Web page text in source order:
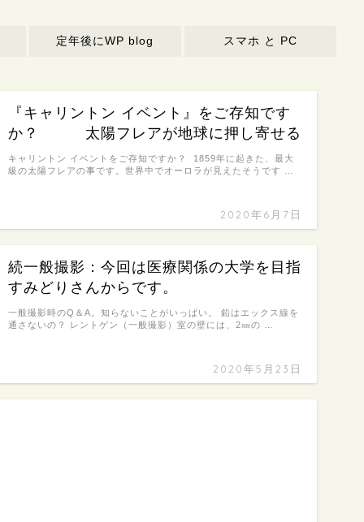
定年後にWP blog スマホ と PC
『キャリントン イベント』をご存知です
か？ 太陽フレアが地球に押し寄せる
2020年6月7日
キャリントン イベントをご存知ですか？ 1859年に起きた、最大
級の太陽フレアの事です。世界中でオーロラが見えたそうです …
続一般撮影：今回は医療関係の大学を目指
すみどりさんからです。
2020年5月23日
一般撮影時のQ＆A。知らないことがいっぱい。 鉛はエックス線を
通さないの？ レントゲン（一般撮影）室の壁には、2㎜の …